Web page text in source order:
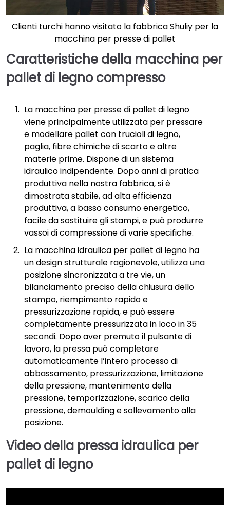
Clienti turchi hanno visitato la fabbrica Shuliy per la
macchina per presse di pallet
Caratteristiche della macchina per
pallet di legno compresso
La macchina per presse di pallet di legno
viene principalmente utilizzata per pressare
e modellare pallet con trucioli di legno,
paglia, fibre chimiche di scarto e altre
materie prime. Dispone di un sistema
idraulico indipendente. Dopo anni di pratica
produttiva nella nostra fabbrica, si è
dimostrata stabile, ad alta efficienza
produttiva, a basso consumo energetico,
facile da sostituire gli stampi, e può produrre
vassoi di compressione di varie specifiche.
La macchina idraulica per pallet di legno ha
un design strutturale ragionevole, utilizza una
posizione sincronizzata a tre vie, un
bilanciamento preciso della chiusura dello
stampo, riempimento rapido e
pressurizzazione rapida, e può essere
completamente pressurizzata in loco in 35
secondi. Dopo aver premuto il pulsante di
lavoro, la pressa può completare
automaticamente l’intero processo di
abbassamento, pressurizzazione, limitazione
della pressione, mantenimento della
pressione, temporizzazione, scarico della
pressione, demoulding e sollevamento alla
posizione.
Video della pressa idraulica per
pallet di legno